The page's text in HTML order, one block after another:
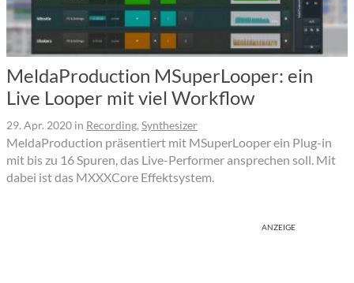
MeldaProduction MSuperLooper: ein
Live Looper mit viel Workflow
29. Apr. 2020 in Recording, Synthesizer
MeldaProduction präsentiert mit MSuperLooper ein Plug-in
mit bis zu 16 Spuren, das Live-Performer ansprechen soll. Mit
dabei ist das MXXXCore Effektsystem.
ANZEIGE